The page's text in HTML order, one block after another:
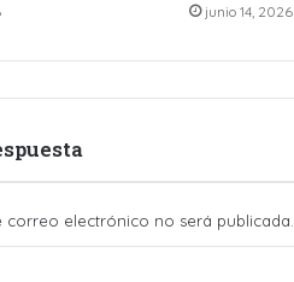
junio 14, 2026
correo electrónico no será publicada.